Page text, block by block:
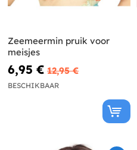
Zeemeermin pruik voor
meisjes
6,95 € 12,95 €
BESCHIKBAAR